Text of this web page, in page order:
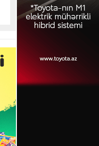
произошло
ДТП: есть
пострадавший